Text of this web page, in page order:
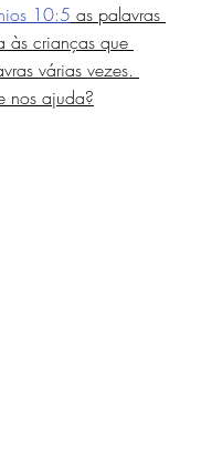
10:5 as palavras
às crianças que
várias vezes.
nos ajuda?